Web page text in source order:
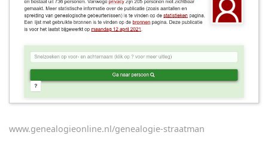
www.genealogieonline.nl/genealogie-straatman